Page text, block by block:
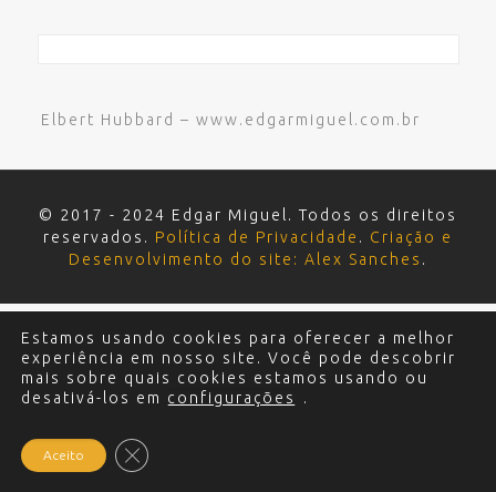
Elbert Hubbard – www.edgarmiguel.com.br
© 2017 - 2024 Edgar Miguel. Todos os direitos
reservados. Política de Privacidade . Criação e
Desenvolvimento do site: Alex Sanches .
Estamos usando cookies para oferecer a melhor
experiência em nosso site. Você pode descobrir
mais sobre quais cookies estamos usando ou
desativá-los em configurações .
Aceito Close GDPR Cookie Banner